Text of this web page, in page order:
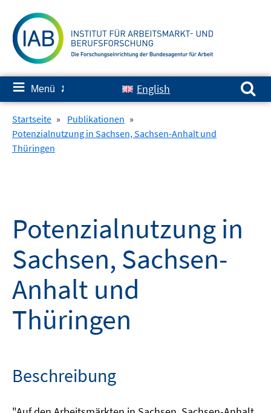
zum
Inhalt
≡ Menü ✘ English
Suchen nach:
Startseite » Publikationen »
Potenzialnutzung in Sachsen, Sachsen-Anhalt und
Thüringen
Potenzialnutzung in
Sachsen, Sachsen-
Anhalt und
Thüringen
Beschreibung